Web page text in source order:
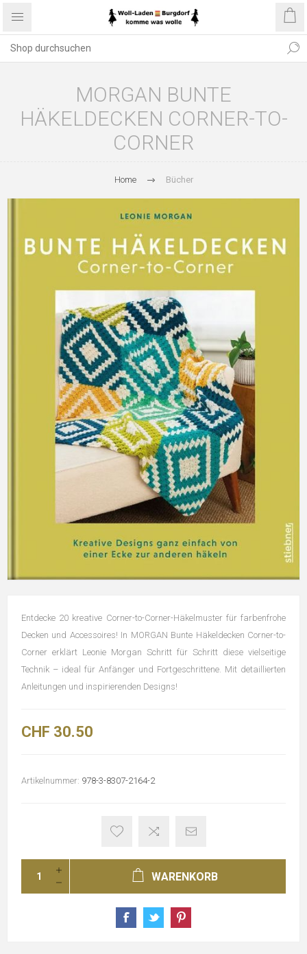
MORGAN BUNTE
HÄKELDECKEN CORNER-TO-
CORNER
Home Bücher
Entdecke 20 kreative Corner-to-Corner-Häkelmuster für farbenfrohe
Decken und Accessoires! In MORGAN Bunte Häkeldecken Corner-to-
Corner erklärt Leonie Morgan Schritt für Schritt diese vielseitige
Technik – ideal für Anfänger und Fortgeschrittene. Mit detaillierten
Anleitungen und inspirierenden Designs!
CHF 30.50
Artikelnummer: 978-3-8307-2164-2
WARENKORB